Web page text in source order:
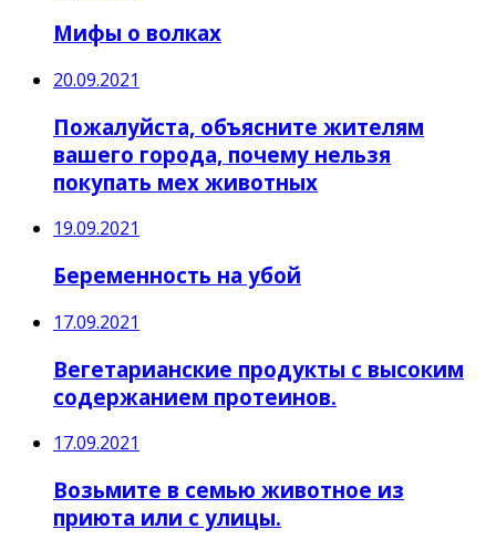
Мифы о волках
20.09.2021
Пожалуйста, объясните жителям
вашего города, почему нельзя
покупать мех животных
19.09.2021
Беременность на убой
17.09.2021
Вегетарианские продукты с высоким
содержанием протеинов.
17.09.2021
Возьмите в семью животное из
приюта или с улицы.